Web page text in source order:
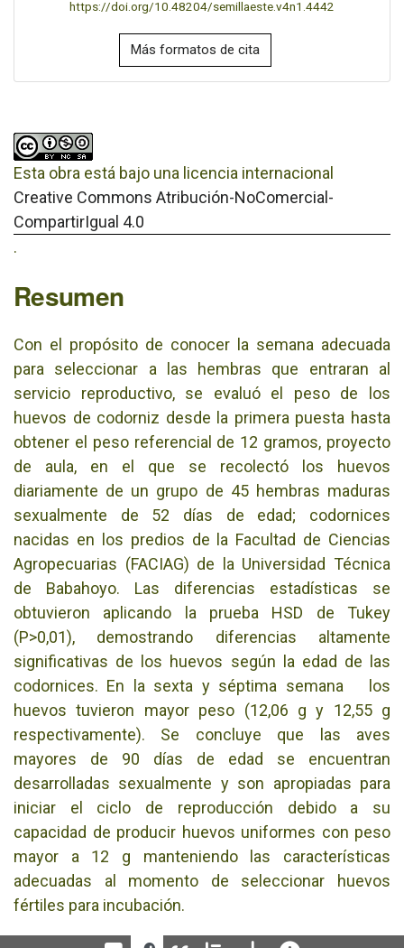
https://doi.org/10.48204/semillaeste.v4n1.4442
Más formatos de cita
Esta obra está bajo una licencia internacional
Creative Commons Atribución-NoComercial-
CompartirIgual 4.0
.
Resumen
Con el propósito de conocer la semana adecuada
para seleccionar a las hembras que entraran al
servicio reproductivo, se evaluó el peso de los
huevos de codorniz desde la primera puesta hasta
obtener el peso referencial de 12 gramos, proyecto
de aula, en el que se recolectó los huevos
diariamente de un grupo de 45 hembras maduras
sexualmente de 52 días de edad; codornices
nacidas en los predios de la Facultad de Ciencias
Agropecuarias (FACIAG) de la Universidad Técnica
de Babahoyo. Las diferencias estadísticas se
obtuvieron aplicando la prueba HSD de Tukey
(P>0,01), demostrando diferencias altamente
significativas de los huevos según la edad de las
codornices. En la sexta y séptima semana los
huevos tuvieron mayor peso (12,06 g y 12,55 g
respectivamente). Se concluye que las aves
mayores de 90 días de edad se encuentran
desarrolladas sexualmente y son apropiadas para
iniciar el ciclo de reproducción debido a su
capacidad de producir huevos uniformes con peso
mayor a 12 g manteniendo las características
adecuadas al momento de seleccionar huevos
fértiles para incubación.